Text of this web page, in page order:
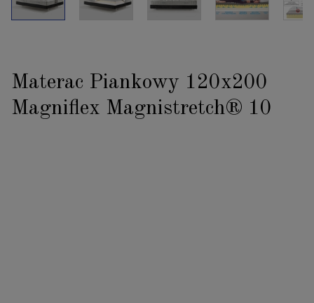
Materac Piankowy 120x200
Magniflex Magnistretch® 10